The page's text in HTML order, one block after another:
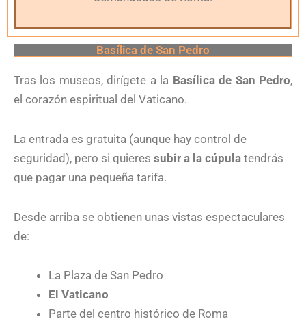
Basílica de San Pedro
Tras los museos, dirígete a la Basílica de San Pedro,
el corazón espiritual del Vaticano.
La entrada es gratuita (aunque hay control de
seguridad), pero si quieres subir a la cúpula tendrás
que pagar una pequeña tarifa.
Desde arriba se obtienen unas vistas espectaculares
de:
La Plaza de San Pedro
El Vaticano
Parte del centro histórico de Roma